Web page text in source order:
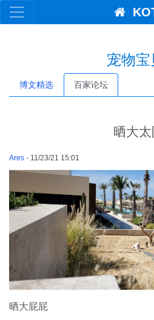
宠物宝
博文精选 百家论坛
晒大太
Ares - 11/23/21 15:01
晒大屁屁